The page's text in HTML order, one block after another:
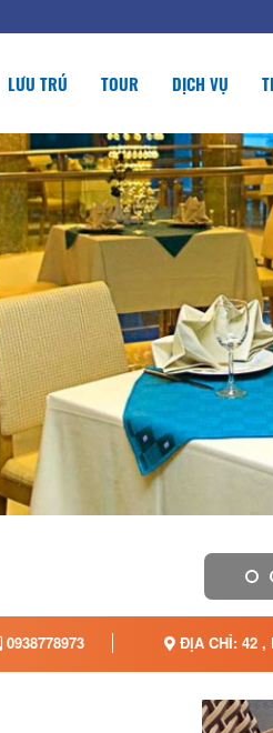
LƯU TRÚ TOUR DỊCH VỤ
0938778973 ĐỊA CHỈ: 42 ,